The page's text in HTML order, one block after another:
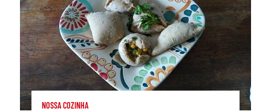
NOSSA COZINHA